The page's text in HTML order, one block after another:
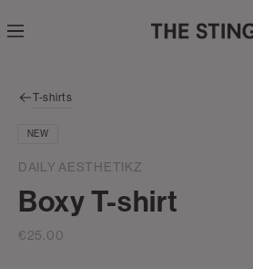
direct naar
zoekbalk
naar de
T-shirts
NEW
DAILY AESTHETIKZ
Boxy T-shirt
€25.00